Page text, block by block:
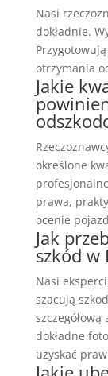
Nasi
dokładnie.
otrzymania
Jakie
określone
prawa,
ocenie
Jak
szkód w
Nasi
szacują
dokładne
uzyskać